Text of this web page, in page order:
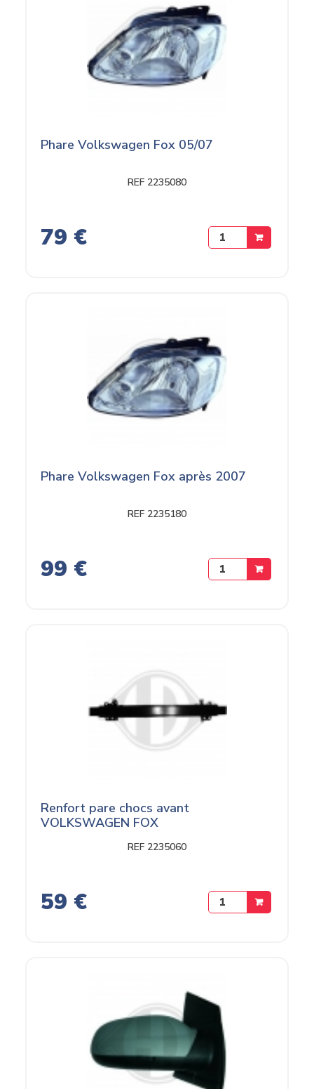
Phare Volkswagen Fox 05/07
REF 2235080
79 €
Phare Volkswagen Fox après 2007
REF 2235180
99 €
Renfort pare chocs avant
VOLKSWAGEN FOX
REF 2235060
59 €